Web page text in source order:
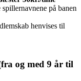
på banen
henvises til
og med 9 år til